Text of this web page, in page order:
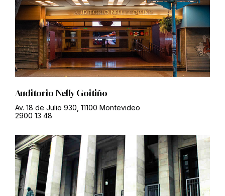
Auditorio Nelly Goitiño
Av. 18 de Julio 930, 11100 Montevideo
2900 13 48